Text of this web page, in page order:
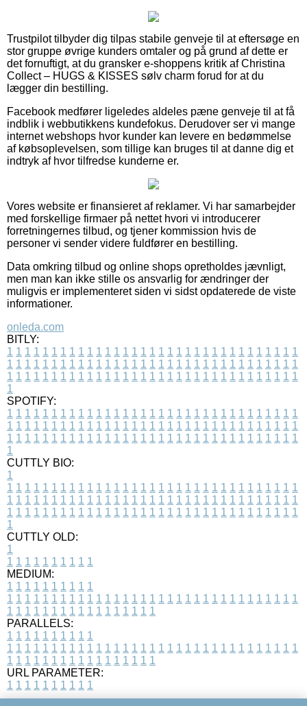
Trustpilot tilbyder dig tilpas stabile genveje til at eftersøge en
stor gruppe øvrige kunders omtaler og på grund af dette er
det fornuftigt, at du gransker e-shoppens kritik af Christina
Collect – HUGS & KISSES sølv charm forud for at du
lægger din bestilling.
Facebook medfører ligeledes aldeles pæne genveje til at få
indblik i webbutikkens kundefokus. Derudover ser vi mange
internet webshops hvor kunder kan levere en bedømmelse
af købsoplevelsen, som tillige kan bruges til at danne dig et
indtryk af hvor tilfredse kunderne er.
Vores website er finansieret af reklamer. Vi har samarbejder
med forskellige firmaer på nettet hvori vi introducerer
forretningernes tilbud, og tjener kommission hvis de
personer vi sender videre fuldfører en bestilling.
Data omkring tilbud og online shops opretholdes jævnligt,
men man kan ikke stille os ansvarlig for ændringer der
muligvis er implementeret siden vi sidst opdaterede de viste
informationer.
onleda.com
BITLY:
1 1 1 1 1 1 1 1 1 1 1 1 1 1 1 1 1 1 1 1 1 1 1 1 1 1 1 1 1 1 1 1 1
1 1 1 1 1 1 1 1 1 1 1 1 1 1 1 1 1 1 1 1 1 1 1 1 1 1 1 1 1 1 1 1 1
1 1 1 1 1 1 1 1 1 1 1 1 1 1 1 1 1 1 1 1 1 1 1 1 1 1 1 1 1 1 1 1 1
1
SPOTIFY:
1 1 1 1 1 1 1 1 1 1 1 1 1 1 1 1 1 1 1 1 1 1 1 1 1 1 1 1 1 1 1 1 1
1 1 1 1 1 1 1 1 1 1 1 1 1 1 1 1 1 1 1 1 1 1 1 1 1 1 1 1 1 1 1 1 1
1 1 1 1 1 1 1 1 1 1 1 1 1 1 1 1 1 1 1 1 1 1 1 1 1 1 1 1 1 1 1 1 1
1
CUTTLY BIO:
1
1 1 1 1 1 1 1 1 1 1 1 1 1 1 1 1 1 1 1 1 1 1 1 1 1 1 1 1 1 1 1 1 1
1 1 1 1 1 1 1 1 1 1 1 1 1 1 1 1 1 1 1 1 1 1 1 1 1 1 1 1 1 1 1 1 1
1 1 1 1 1 1 1 1 1 1 1 1 1 1 1 1 1 1 1 1 1 1 1 1 1 1 1 1 1 1 1 1 1
1
CUTTLY OLD:
1
1 1 1 1 1 1 1 1 1 1
MEDIUM:
1 1 1 1 1 1 1 1 1 1
1 1 1 1 1 1 1 1 1 1 1 1 1 1 1 1 1 1 1 1 1 1 1 1 1 1 1 1 1 1 1 1 1
1 1 1 1 1 1 1 1 1 1 1 1 1 1 1 1 1
PARALLELS:
1 1 1 1 1 1 1 1 1 1
1 1 1 1 1 1 1 1 1 1 1 1 1 1 1 1 1 1 1 1 1 1 1 1 1 1 1 1 1 1 1 1 1
1 1 1 1 1 1 1 1 1 1 1 1 1 1 1 1 1
URL PARAMETER:
1 1 1 1 1 1 1 1 1 1